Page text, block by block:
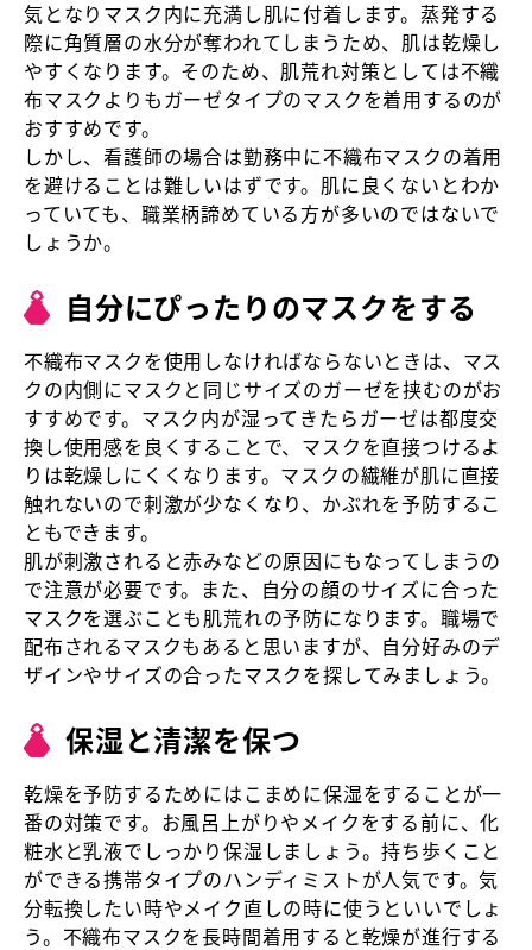
気となりマスク内に充満し肌に付着します。蒸発する
際に角質層の水分が奪われてしまうため、肌は乾燥し
やすくなります。そのため、肌荒れ対策としては不織
布マスクよりもガーゼタイプのマスクを着用するのが
おすすめです。
しかし、看護師の場合は勤務中に不織布マスクの着用
を避けることは難しいはずです。肌に良くないとわか
っていても、職業柄諦めている方が多いのではないで
しょうか。
自分にぴったりのマスクをする
不織布マスクを使用しなければならないときは、マス
クの内側にマスクと同じサイズのガーゼを挟むのがお
すすめです。マスク内が湿ってきたらガーゼは都度交
換し使用感を良くすることで、マスクを直接つけるよ
りは乾燥しにくくなります。マスクの繊維が肌に直接
触れないので刺激が少なくなり、かぶれを予防するこ
ともできます。
肌が刺激されると赤みなどの原因にもなってしまうの
で注意が必要です。また、自分の顔のサイズに合った
マスクを選ぶことも肌荒れの予防になります。職場で
配布されるマスクもあると思いますが、自分好みのデ
ザインやサイズの合ったマスクを探してみましょう。
保湿と清潔を保つ
乾燥を予防するためにはこまめに保湿をすることが一
番の対策です。お風呂上がりやメイクをする前に、化
粧水と乳液でしっかり保湿しましょう。持ち歩くこと
ができる携帯タイプのハンディミストが人気です。気
分転換したい時やメイク直しの時に使うといいでしょ
う。不織布マスクを長時間着用すると乾燥が進行する